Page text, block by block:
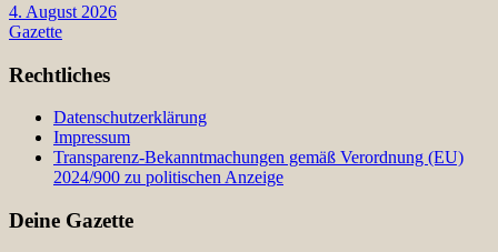
4. August 2026
Gazette
Rechtliches
Datenschutzerklärung
Impressum
Transparenz-Bekanntmachungen gemäß Verordnung (EU)
2024/900 zu politischen Anzeige
Deine Gazette